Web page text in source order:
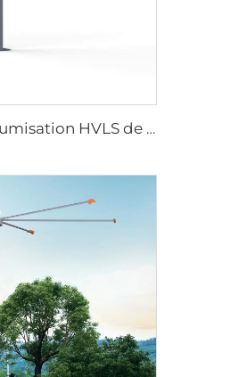
ventilateur géant à brumisation HVLS de 3,7 m (12 pi) avec moteur PMSM et perche verticale